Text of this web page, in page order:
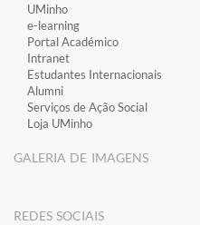
​UMinho
​e-learning
​Portal Académico
​Intranet
Estudantes Inter​​nacionais
Alumni
Serviços de Ação Social
Loja UMinho
GALERIA DE IMAGENS
​REDES SOCIAIS